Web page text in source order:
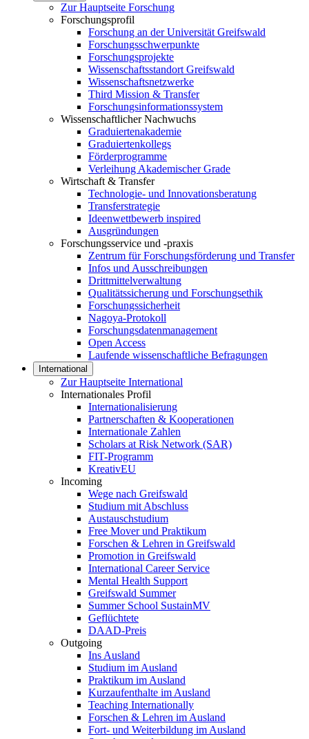
Zur Hauptseite Forschung
Forschungsprofil
Forschung an der Universität Greifswald
Forschungsschwerpunkte
Forschungsprojekte
Wissenschaftsstandort Greifswald
Wissenschaftsnetzwerke
Third Mission & Transfer
Forschungsinformationssystem
Wissenschaftlicher Nachwuchs
Graduiertenakademie
Graduiertenkollegs
Förderprogramme
Verleihung Akademischer Grade
Wirtschaft & Transfer
Technologie- und Innovationsberatung
Transferstrategie
Ideenwettbewerb inspired
Ausgründungen
Forschungsservice und -praxis
Zentrum für Forschungsförderung und Transfer
Infos und Ausschreibungen
Drittmittelverwaltung
Qualitätssicherung und Forschungsethik
Forschungssicherheit
Nagoya-Protokoll
Forschungsdatenmanagement
Open Access
Laufende wissenschaftliche Befragungen
International
Zur Hauptseite International
Internationales Profil
Internationalisierung
Partnerschaften & Kooperationen
Internationale Zahlen
Scholars at Risk Network (SAR)
FIT-Programm
KreativEU
Incoming
Wege nach Greifswald
Studium mit Abschluss
Austauschstudium
Free Mover und Praktikum
Forschen & Lehren in Greifswald
Promotion in Greifswald
International Career Service
Mental Health Support
Greifswald Summer
Summer School SustainMV
Geflüchtete
DAAD-Preis
Outgoing
Ins Ausland
Studium im Ausland
Praktikum im Ausland
Kurzaufenthalte im Ausland
Teaching Internationally
Forschen & Lehren im Ausland
Fort- und Weiterbildung im Ausland